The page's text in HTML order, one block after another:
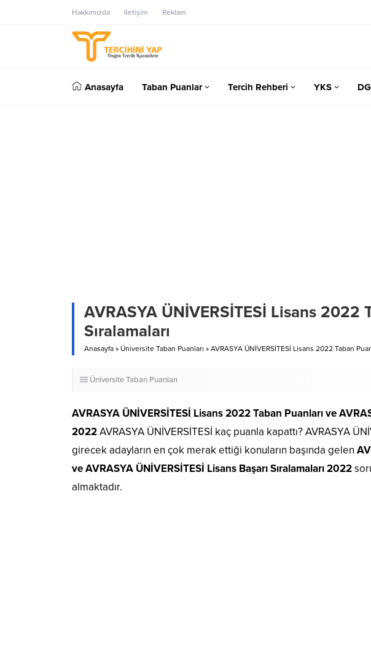
Hakkımızda İletişim Reklam
Anasayfa Taban Puanlar Tercih Rehberi YKS
AVRASYA ÜNİVERSİTESİ Lisans 2022
Sıralamaları
Anasayfa » Üniversite Taban Puanları » AVRASYA ÜNİVERSİTESİ Lisans 2022 Taban
Üniversite Taban Puanları
AVRASYA ÜNİVERSİTESİ Lisans 2022 Taban Puanlarıve
2022AVRASYA ÜNİVERSİTESİ kaç puanla kapattı? AVRASYA
girecek adayların en çok merak ettiği konuların başında gelen
ve AVRASYA ÜNİVERSİTESİ Lisans Başarı Sıralamaları 2022
almaktadır.